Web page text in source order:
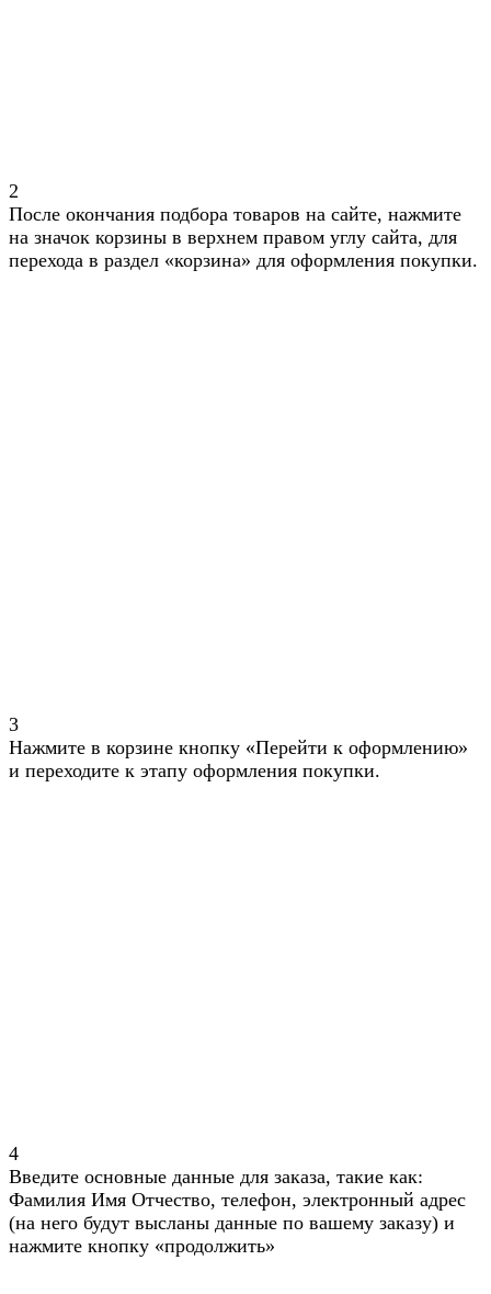
2
После окончания подбора товаров на сайте, нажмите
на значок корзины в верхнем правом углу сайта, для
перехода в раздел «корзина» для оформления покупки.
3
Нажмите в корзине кнопку «Перейти к оформлению»
и переходите к этапу оформления покупки.
4
Введите основные данные для заказа, такие как:
Фамилия Имя Отчество, телефон, электронный адрес
(на него будут высланы данные по вашему заказу) и
нажмите кнопку «продолжить»